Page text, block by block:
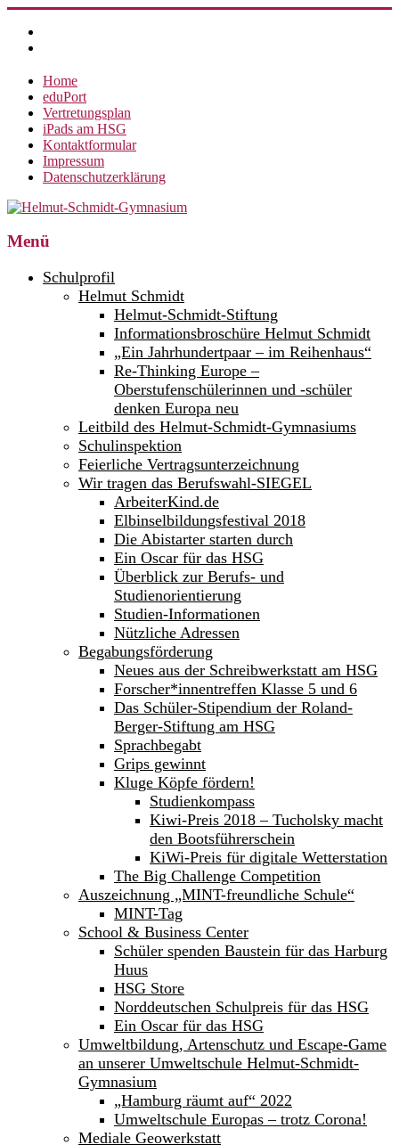
Inhalt
springen
Home
eduPort
Vertretungsplan
iPads am HSG
Kontaktformular
Impressum
Datenschutzerklärung
Helmut-
Gymnasium
Menü
Schulprofil
Helmut Schmidt
Helmut-Schmidt-Stiftung
Informationsbroschüre Helmut Schmidt
„Ein Jahrhundertpaar – im Reihenhaus“
Re-Thinking Europe –
Oberstufenschülerinnen und -schüler
denken Europa neu
Leitbild des Helmut-Schmidt-Gymnasiums
Schulinspektion
Feierliche Vertragsunterzeichnung
Wir tragen das Berufswahl-SIEGEL
ArbeiterKind.de
Elbinselbildungsfestival 2018
Die Abistarter starten durch
Ein Oscar für das HSG
Überblick zur Berufs- und
Studienorientierung
Studien-Informationen
Nützliche Adressen
Begabungsförderung
Neues aus der Schreibwerkstatt am HSG
Forscher*innentreffen Klasse 5 und 6
Das Schüler-Stipendium der Roland-
Berger-Stiftung am HSG
Sprachbegabt
Grips gewinnt
Kluge Köpfe fördern!
Studienkompass
Kiwi-Preis 2018 – Tucholsky macht
den Bootsführerschein
KiWi-Preis für digitale Wetterstation
The Big Challenge Competition
Auszeichnung „MINT-freundliche Schule“
MINT-Tag
School & Business Center
Schüler spenden Baustein für das Harburg
Huus
HSG Store
Norddeutschen Schulpreis für das HSG
Ein Oscar für das HSG
Umweltbildung, Artenschutz und Escape-Game
an unserer Umweltschule Helmut-Schmidt-
Gymnasium
„Hamburg räumt auf“ 2022
Umweltschule Europas – trotz Corona!
Mediale Geowerkstatt